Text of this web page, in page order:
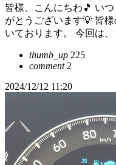
皆様、こんにちわ🎵 い
がとうございます💡 皆
いております。 今回は
thumb_up 225
comment2
2024/12/12 11:20